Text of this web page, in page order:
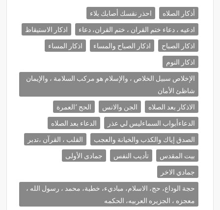
أذكار الصلاه
احذر نقسك أصابك بلاء
ادعيه ، دعاء ختم القران ، ختم القران، دعاء
اذكار الاستيقاظ
اذكار الصباح
اذكار الصباح والمساء
اذكار المساء
اذكار النوم
الإخلاص سبيل الخلاص ، والإسلام هو مركب السلامة ، والإيمان
شاظئ الأمان
الاذكار بعد الصلاه
الجن والانس
الحج ٬العمرة
الدعاءأبواب السماءليس لي عذر
الدعاء بعد الصلاه
الصدق إياك والكذب والخيانة والعجب
القلب ، القرآن ،تدبر
بيت المقدس
تأديب النفس
جمادى الأولى
جمادي الاخر
حجة الوداع، حج، الاسلام، مباديء، خطبة، محمد ، رسول الله ،
معجزه ، الجزيره العربيه، الحكمه